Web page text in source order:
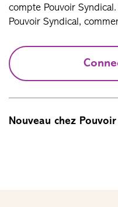
compte Pouvoir
Pouvoir Syndical,
Nouveau chez